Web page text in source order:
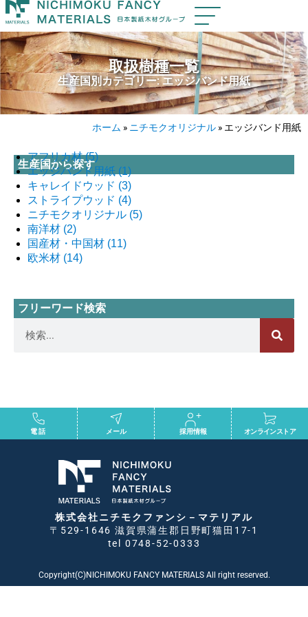
取扱樹種一覧
生産国別カテゴリー: エッジバンド用紙
ホーム » ニチモクオリジナル » エッジバンド用紙
生産国から探す
アフリカ材(5)
エッジバンド用紙 (1)
キャレイドウッド (3)
ストライプウッド (4)
ニチモクオリジナル (5)
南洋材 (2)
国産材・中国材 (11)
欧米材 (14)
フリーワード検索
電話 メール 採用情報 オンラインストア
株式会社ニチモクファンシ－マテリアル
〒529-1646 滋賀県蒲生郡日野町猫田17-1
tel 0748-52-0333
Copyright(C)NICHIMOKU FANCY MATERIALS All right reserved.